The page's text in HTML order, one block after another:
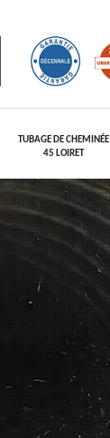
TUBAGE DE CHEMINÉE
45 LOIRET